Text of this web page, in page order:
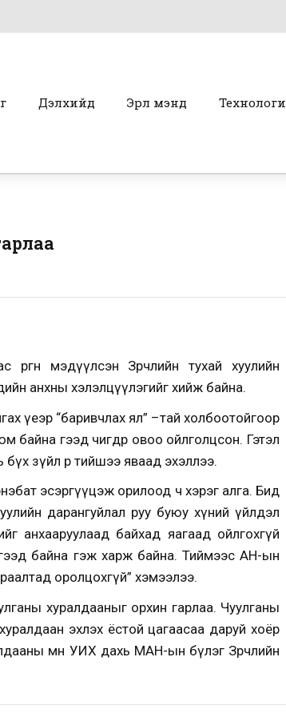
Дэлхийд Эрүүл мэнд Технологи
мэдүүлсэн Зөрчлийн тухай хуулийн
анхны хэлэлцүүлэгийг хийж байна.
үеэр “баривчлах ял” –тай холбоотойгоор
гээд өчигдөр овоо ойлголцсон. Гэтэл
зүйл өөр тийшээ яваад эхэллээ.
эсэргүүцэж орилоод ч хэрэг алга. Бид
дарангуйлал руу буюу хүний үйлдэл
анхааруулаад байхад яагаад ойлгохгүй
байна гэж харж байна. Тиймээс АН-ын
оролцохгүй” хэмээлээ.
хуралдааныг орхин гарлаа. Чуулганы
эхлэх ёстой цагаасаа даруй хоёр
өмнө УИХ дахь МАН-ын бүлэг Зөрчлийн